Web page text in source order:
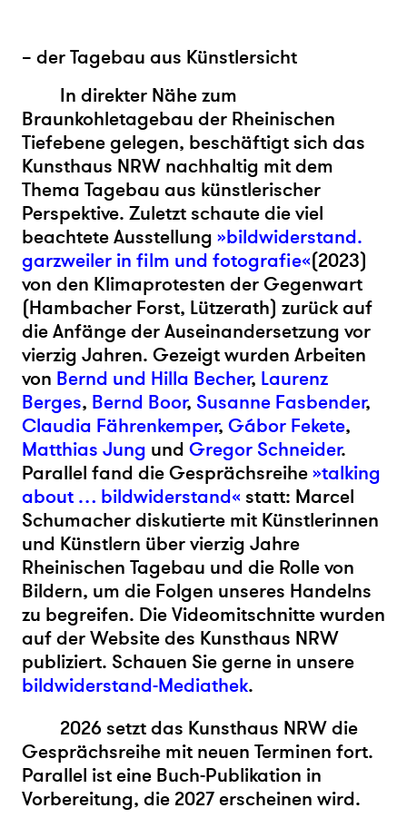
– der Tagebau aus Künstlersicht
In direkter Nähe zum
Braunkohletagebau der Rheinischen
Tiefebene gelegen, beschäftigt sich das
Kunsthaus NRW nachhaltig mit dem
Thema Tagebau aus künstlerischer
Perspektive. Zuletzt schaute die viel
beachtete Ausstellung »bildwiderstand.
garzweiler in film und fotografie«(2023)
von den Klimaprotesten der Gegenwart
(Hambacher Forst, Lützerath) zurück auf
die Anfänge der Auseinandersetzung vor
vierzig Jahren. Gezeigt wurden Arbeiten
von Bernd und Hilla Becher, Laurenz
Berges, Bernd Boor, Susanne Fasbender,
Claudia Fährenkemper, Gábor Fekete,
Matthias Jung und Gregor Schneider.
Parallel fand die Gesprächsreihe»talking
about … bildwiderstand« statt: Marcel
Schumacher diskutierte mit Künstlerinnen
und Künstlern über vierzig Jahre
Rheinischen Tagebau und die Rolle von
Bildern, um die Folgen unseres Handelns
zu begreifen. Die Videomitschnitte wurden
auf der Website des Kunsthaus NRW
publiziert. Schauen Sie gerne in unsere
bildwiderstand-Mediathek.
2026 setzt das Kunsthaus NRW die
Gesprächsreihe mit neuen Terminen fort.
Parallel ist eine Buch-Publikation in
Vorbereitung, die 2027 erscheinen wird.